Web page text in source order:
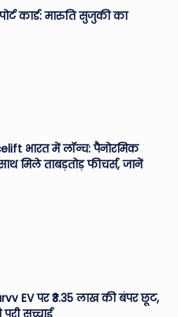
कार्ड: मारुति सुजुकी का
भारत में लॉन्च: पैनोरमिक
मिले ताबड़तोड़ फीचर्स, जानें
EV पर ₹3.35 लाख की बंपर छूट,